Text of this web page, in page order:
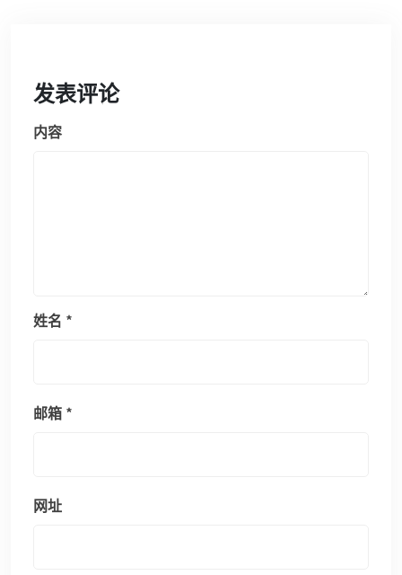
发表评论
内容
姓名 *
邮箱*
网址